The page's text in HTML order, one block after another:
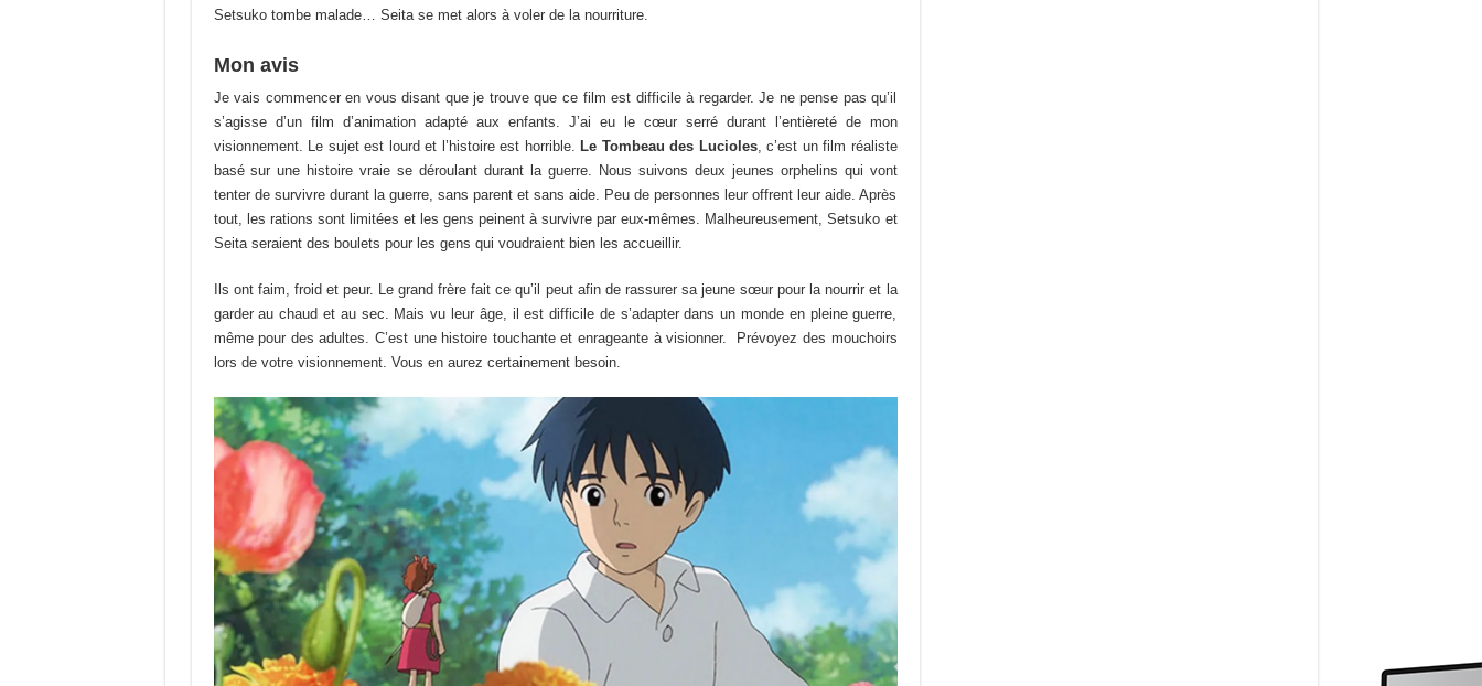
Setsuko tombe malade… Seita se met alors à voler de la nourriture.
Mon avis
Je vais commencer en vous disant que je trouve que ce film est difficile à regarder. Je ne pense pas qu’il
s’agisse d’un film d’animation adapté aux enfants. J’ai eu le cœur serré durant l’entièreté de mon
visionnement. Le sujet est lourd et l’histoire est horrible. Le Tombeau des Lucioles, c’est un film réaliste
basé sur une histoire vraie se déroulant durant la guerre. Nous suivons deux jeunes orphelins qui vont
tenter de survivre durant la guerre, sans parent et sans aide. Peu de personnes leur offrent leur aide. Après
tout, les rations sont limitées et les gens peinent à survivre par eux-mêmes. Malheureusement, Setsuko et
Seita seraient des boulets pour les gens qui voudraient bien les accueillir.
Ils ont faim, froid et peur. Le grand frère fait ce qu’il peut afin de rassurer sa jeune sœur pour la nourrir et la
garder au chaud et au sec. Mais vu leur âge, il est difficile de s’adapter dans un monde en pleine guerre,
même pour des adultes. C’est une histoire touchante et enrageante à visionner. Prévoyez des mouchoirs
lors de votre visionnement. Vous en aurez certainement besoin.